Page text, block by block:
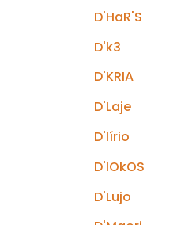
D'HaR'S
D'k3
D'KRIA
D'Laje
D'lírio
D'lOkOS
D'Lujo